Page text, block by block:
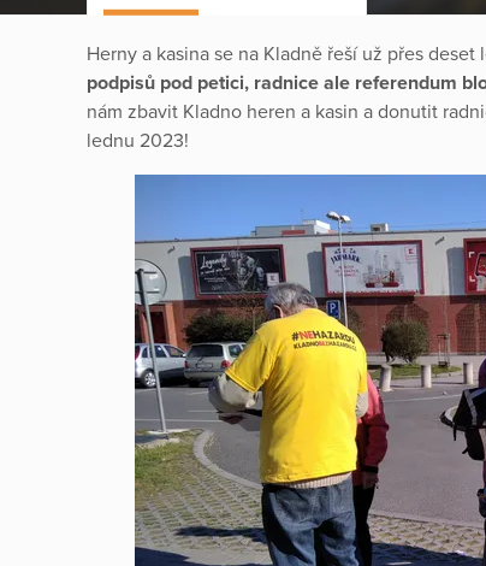
Herny a kasina se na Kladně řeší už přes deset
podpisů pod petici, radnice ale referendum
nám zbavit Kladno heren a kasin a donutit
lednu 2023!